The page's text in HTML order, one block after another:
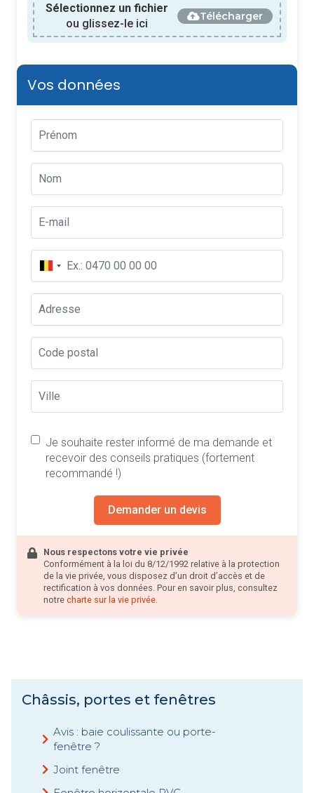
Sélectionnez un fichier
ou glissez-le ici
Télécharger
Vos données
Je souhaite rester informé de ma demande et
recevoir des conseils pratiques (fortement
recommandé !)
Demander un devis
Nous respectons votre vie privée
Conformément à la loi du 8/12/1992 relative à la protection
de la vie privée, vous disposez d’un droit d’accès et de
rectification à vos données. Pour en savoir plus, consultez
notre charte sur la vie privée
Châssis, portes et fenêtres
Avis : baie coulissante ou porte-
fenêtre ?
Joint fenêtre